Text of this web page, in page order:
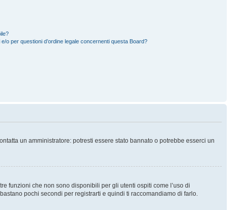
o per questioni d’ordine legale concernenti questa Board?
un amministratore: potresti essere stato bannato o potrebbe esserci un
funzioni che non sono disponibili per gli utenti ospiti come l’uso di
pochi secondi per registrarti e quindi ti raccomandiamo di farlo.